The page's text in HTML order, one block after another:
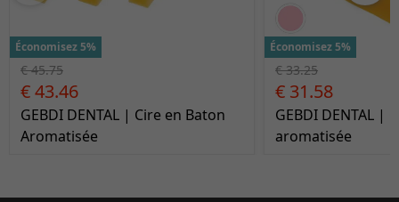
Économisez 5%
€ 45.75
€ 43.46
GEBDI DENTAL | Cire en Baton
Aromatisée
Économisez 5%
€ 33.25
€ 31.58
GEBDI DENTAL |
aromatisée